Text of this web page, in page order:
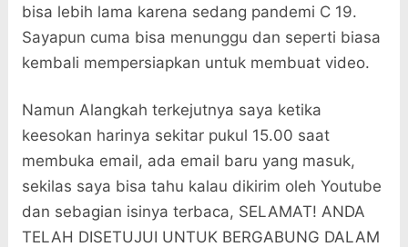
bisa lebih lama karena sedang pandemi C 19.
Sayapun cuma bisa menunggu dan seperti biasa
kembali mempersiapkan untuk membuat video.
Namun Alangkah terkejutnya saya ketika
keesokan harinya sekitar pukul 15.00 saat
membuka email, ada email baru yang masuk,
sekilas saya bisa tahu kalau dikirim oleh Youtube
dan sebagian isinya terbaca, SELAMAT! ANDA
TELAH DISETUJUI UNTUK BERGABUNG DALAM